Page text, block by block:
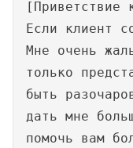
[Приветствие
Если клиент
Мне очень
только
быть
дать мне
помочь вам